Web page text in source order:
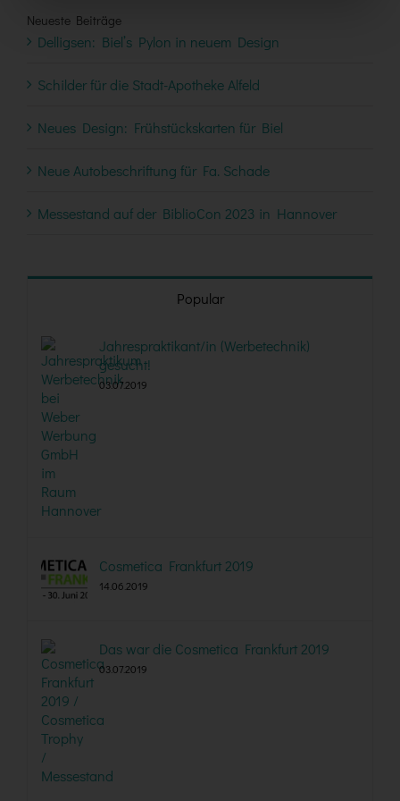
Neueste Beiträge
Delligsen: Biel’s Pylon in neuem Design
Schilder für die Stadt-Apotheke Alfeld
Neues Design: Frühstückskarten für Biel
Neue Autobeschriftung für Fa. Schade
Messestand auf der BiblioCon 2023 in Hannover
Popular
Jahrespraktikant/in (Werbetechnik)
gesucht!
03.07.2019
Cosmetica Frankfurt 2019
14.06.2019
Das war die Cosmetica Frankfurt 2019
03.07.2019